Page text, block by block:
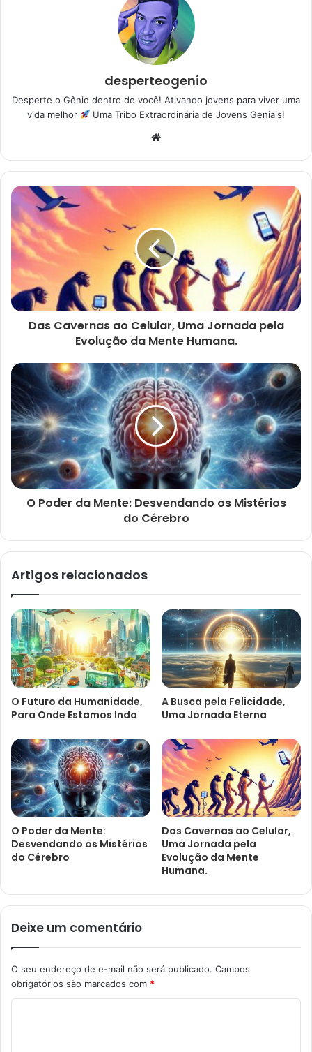
desperteogenio
Desperte o Gênio dentro de você! Ativando jovens para viver uma
vida melhor
Uma Tribo Extraordinária de Jovens Geniais!
Website
Das Cavernas ao Celular, Uma Jornada pela
Evolução da Mente Humana.
O Poder da Mente: Desvendando os Mistérios
do Cérebro
Artigos relacionados
O Futuro da Humanidade,
Para Onde Estamos Indo
A Busca pela Felicidade,
Uma Jornada Eterna
O Poder da Mente:
Desvendando os Mistérios
do Cérebro
Das Cavernas ao Celular,
Uma Jornada pela
Evolução da Mente
Humana.
Deixe um comentário
O seu endereço de e-mail não será publicado. Campos
obrigatórios são marcados com *